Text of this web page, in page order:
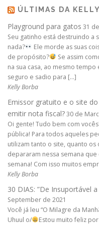
ÚLTIMAS DA KELLY
Playground para gatos 31
Seu gatinho está destruindo a
nada?
Ele morde as suas
de propósito?
Se assim
na sua casa, ao mesmo
seguro e sadio para […]
Kelly Borba
Emissor gratuito e o site
emitir nota fiscal?30 de
Oi gente! Tudo bem com
pública! Para todos aqueles
utilizam tanto o site, quanto
depararam nessa semana
semana! Com isso muitos
Kelly Borba
30 DIAS: ”De Insuportável
September de 2021
Você já leu “O Milagre da
Uhuul o/
Estou muito feliz